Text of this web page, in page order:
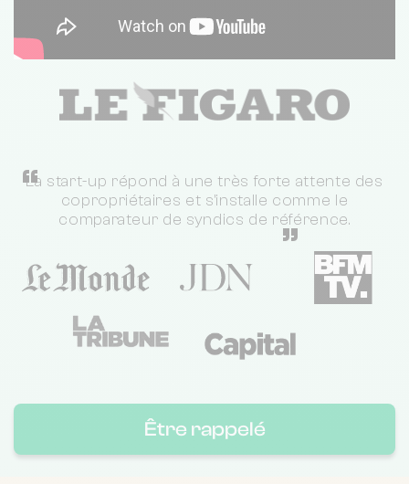
“
La start-up répond à une très forte attente des
copropriétaires et s'installe comme le
comparateur de syndics de référence.
”
Être rappelé